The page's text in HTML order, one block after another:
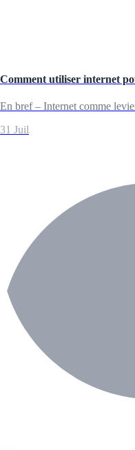
Comment utiliser internet
En bref – Internet comme
31 Juil